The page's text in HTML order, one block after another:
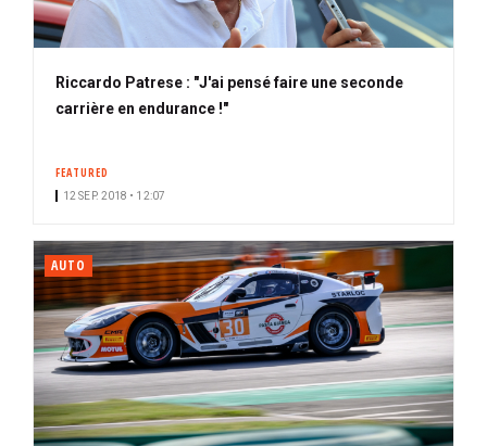
Riccardo Patrese : "J'ai pensé faire une seconde
carrière en endurance !"
FEATURED
12 SEP. 2018 • 12:07
AUTO